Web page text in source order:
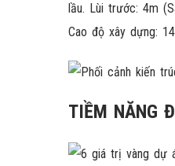
lầu. Lùi trước: 4m
Cao độ xây dựng:
TIỀM NĂNG